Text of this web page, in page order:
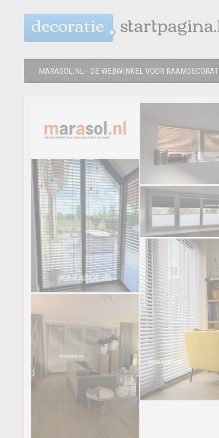
decoratie
MARASOL.NL - DE WEBWINKEL VOOR